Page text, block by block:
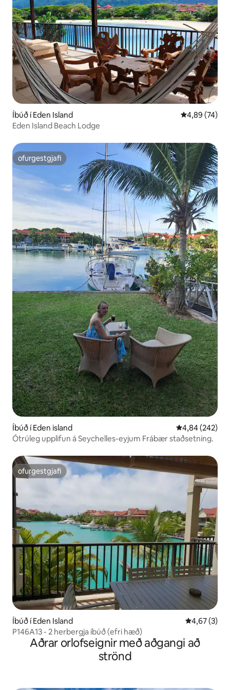
Íbúð í Eden Island 4,89 af 5 í
4,89 (74)
Eden Island Beach Lodge
ofurgestgjafi
ofurgestgjafi
Íbúð í Eden island 4,84 af 5 í
4,84 (242)
Ótrúleg upplifun á Seychelles-eyjum Frábær staðsetning.
ofurgestgjafi
ofurgestgjafi
Íbúð í Eden Island 4,67 af 5 í
4,67 (3)
P146A13 - 2 herbergja íbúð (efri hæð)
Aðrar orlofseignir með aðgangi að
strönd